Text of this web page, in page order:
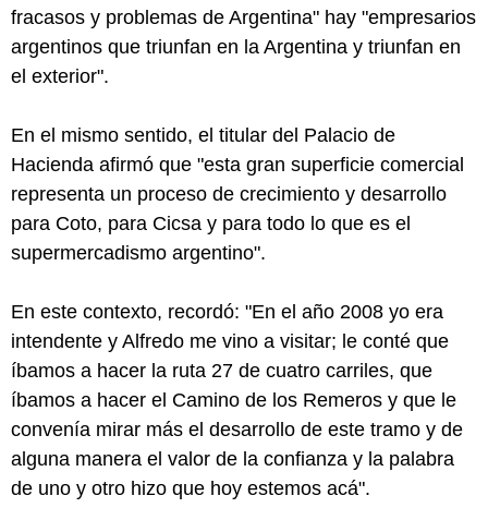
fracasos y problemas de Argentina" hay "empresarios
argentinos que triunfan en la Argentina y triunfan en
el exterior".
En el mismo sentido, el titular del Palacio de
Hacienda afirmó que "esta gran superficie comercial
representa un proceso de crecimiento y desarrollo
para Coto, para Cicsa y para todo lo que es el
supermercadismo argentino".
En este contexto, recordó: "En el año 2008 yo era
intendente y Alfredo me vino a visitar; le conté que
íbamos a hacer la ruta 27 de cuatro carriles, que
íbamos a hacer el Camino de los Remeros y que le
convenía mirar más el desarrollo de este tramo y de
alguna manera el valor de la confianza y la palabra
de uno y otro hizo que hoy estemos acá".